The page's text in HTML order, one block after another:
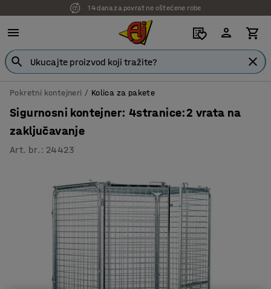
14 dana za povrat ne oštećene robe
Pokretni kontejneri Kolica za pakete
Sigurnosni kontejner: 4stranice:2 vrata na
zaključavanje
Art. br. : 24423